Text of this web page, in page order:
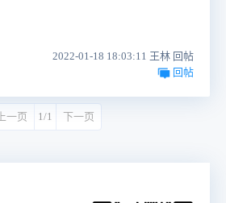
2022-01-18 18:03:11 王林 回帖
回帖
上一页 1/1 下一页